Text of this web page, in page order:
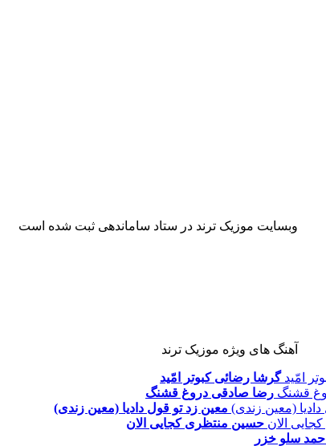
وبسایت موزیک ترند در ستاد ساماندهی ثبت شده است
آهنگ های ویژه موزیک ترند
گرشا رضائیکبوتر امّید
رضا صادقی دروغ قشنگ
معین زدتو قول دادیا (معین زندی)
حسین منتظریکجایی الان
احمد سلو خزر